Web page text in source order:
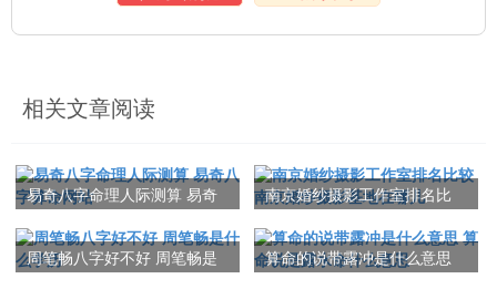
相关文章阅读
易奇八字命理人际测算 易奇
南京婚纱摄影工作室排名比
周笔畅八字好不好 周笔畅是
算命的说带露冲是什么意思